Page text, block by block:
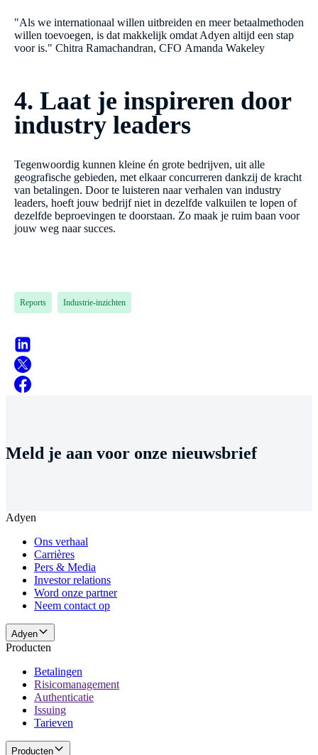
"Als we internationaal willen uitbreiden en meer betaalmethoden
willen toevoegen, is dat makkelijk omdat Adyen altijd een stap
voor is." Chitra Ramachandran, CFO Amanda Wakeley
4. Laat je inspireren door
industry leaders
Tegenwoordig kunnen kleine én grote bedrijven, uit alle
geografische gebieden, met elkaar concurreren dankzij de kracht
van betalingen. Door te luisteren naar verhalen van industry
leaders, hoeft jouw bedrijf niet in dezelfde valkuilen te lopen of
dezelfde beproevingen te doorstaan. Zo maak je ruim baan voor
jouw weg naar succes.
Reports Industrie-inzichten
Meld je aan voor onze nieuwsbrief
Adyen
Ons verhaal
Carrières
Pers & Media
Investor relations
Word onze partner
Neem contact op
Adyen
Producten
Betalingen
Risicomanagement
Authenticatie
Issuing
Tarieven
Producten